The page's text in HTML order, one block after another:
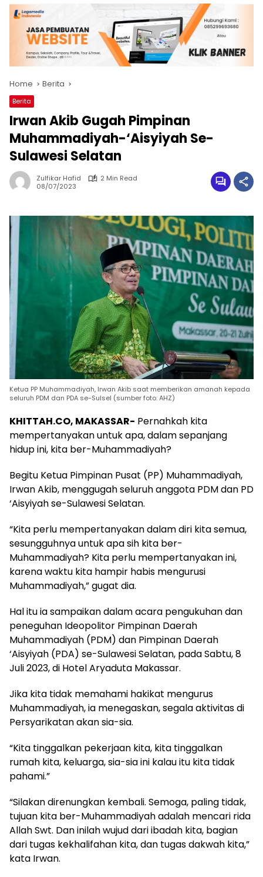
Home Berita
Berita
Irwan Akib Gugah Pimpinan
Muhammadiyah-‘Aisyiyah Se-
Sulawesi Selatan
Zulfikar Hafid
2 Min Read
08/07/2023
Ketua PP Muhammadiyah, Irwan Akib saat memberikan amanah kepada
seluruh PDM dan PDA se-Sulsel (sumber foto: AHZ)
KHITTAH.CO, MAKASSAR- Pernahkah kita
mempertanyakan untuk apa, dalam sepanjang
hidup ini, kita ber-Muhammadiyah?
Begitu Ketua Pimpinan Pusat (PP) Muhammadiyah,
Irwan Akib, menggugah seluruh anggota PDM dan PD
‘Aisyiyah se-Sulawesi Selatan.
“Kita perlu mempertanyakan dalam diri kita semua,
sesungguhnya untuk apa sih kita ber-
Muhammadiyah? Kita perlu mempertanyakan ini,
karena waktu kita hampir habis mengurusi
Muhammadiyah,” gugat dia.
Hal itu ia sampaikan dalam acara pengukuhan dan
peneguhan Ideopolitor Pimpinan Daerah
Muhammadiyah (PDM) dan Pimpinan Daerah
‘Aisyiyah (PDA) se-Sulawesi Selatan, pada Sabtu, 8
Juli 2023, di Hotel Aryaduta Makassar.
Jika kita tidak memahami hakikat mengurus
Muhammadiyah, ia menegaskan, segala aktivitas di
Persyarikatan akan sia-sia.
“Kita tinggalkan pekerjaan kita, kita tinggalkan
rumah kita, keluarga, sia-sia ini kalau itu kita tidak
pahami.”
“Silakan direnungkan kembali. Semoga, paling tidak,
tujuan kita ber-Muhammadiyah adalah mencari rida
Allah Swt. Dan inilah wujud dari ibadah kita, bagian
dari tugas kekhalifahan kita, dan tugas dakwah kita,”
kata Irwan.